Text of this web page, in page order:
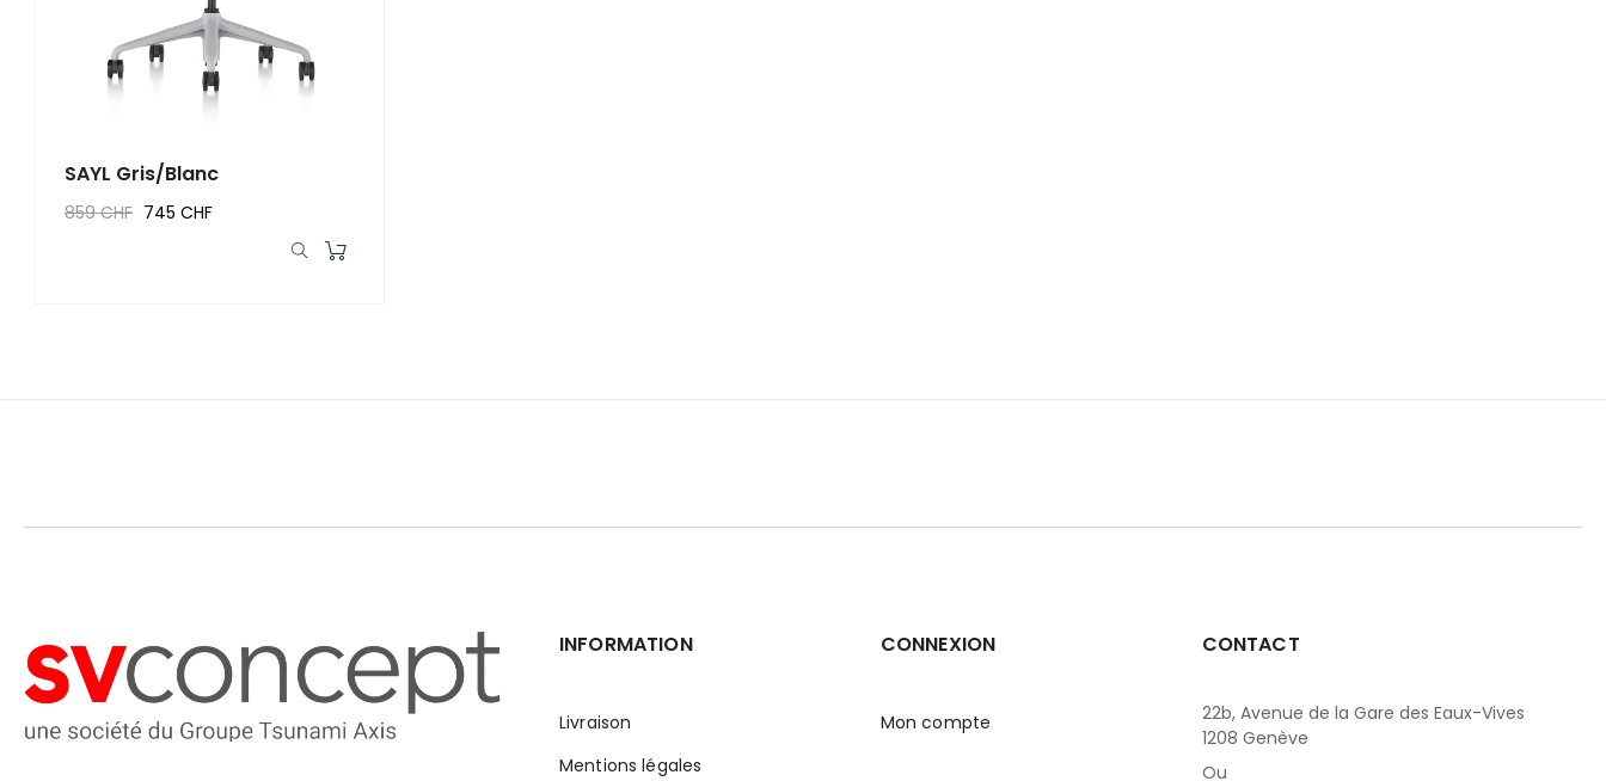
SAYL Gris/Blanc
859 CHF 745 CHF
INFORMATION
Livraison
Mentions légales
CONNEXION
Mon compte
CONTACT
22b, Avenue de la Gare des Eaux-Vives
1208 Genève
Ou